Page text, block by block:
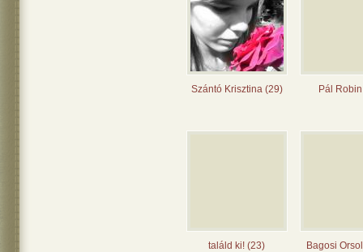
Szántó Krisztina (29) Pál
találd ki! (23) Bagosi